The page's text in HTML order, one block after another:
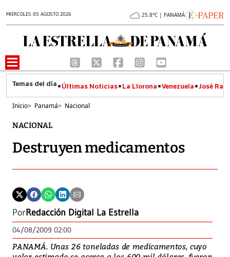
MIÉRCOLES 05 AGOSTO 2026 25.8°C | PANAMÁ
Últimas Noticias La Llorona Venezuela José
Inicio> Panamá> Nacional
NACIONAL
Destruyen medicamentos
PorRedacción Digital La Estrella
04/08/2009 02:00
PANAMÁ. Unas 26 toneladas de medicamentos, cuyo